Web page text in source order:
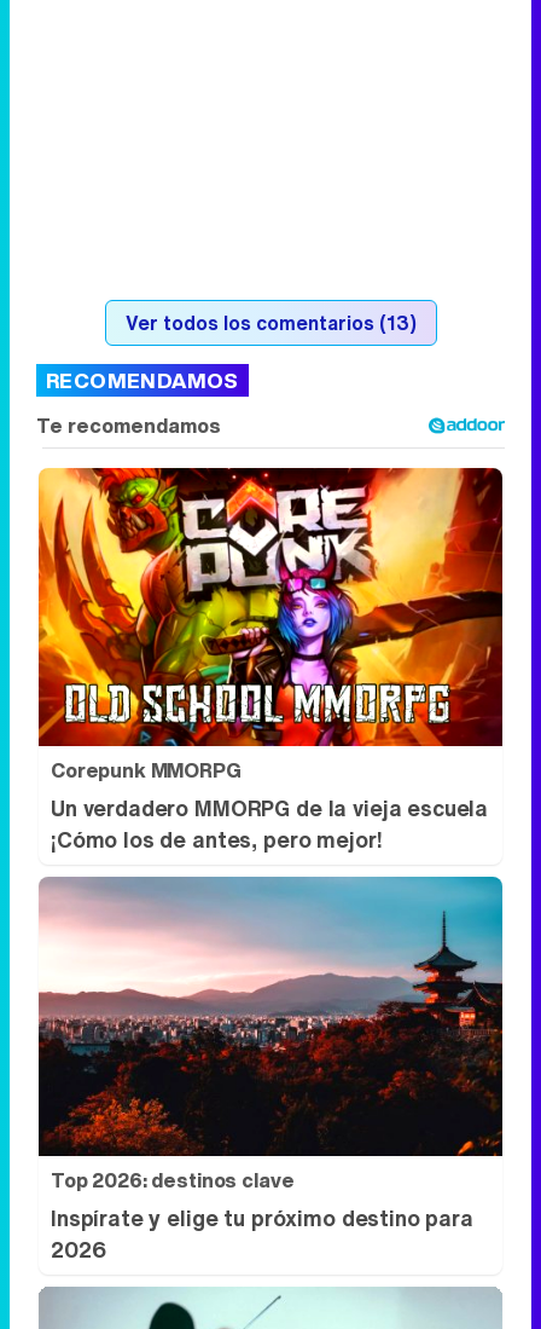
Corepunk MMORPG
Un verdadero MMORPG de la vieja escuela
¡Cómo los de antes, pero mejor!
Top 2026: destinos clave
Inspírate y elige tu próximo destino para
2026